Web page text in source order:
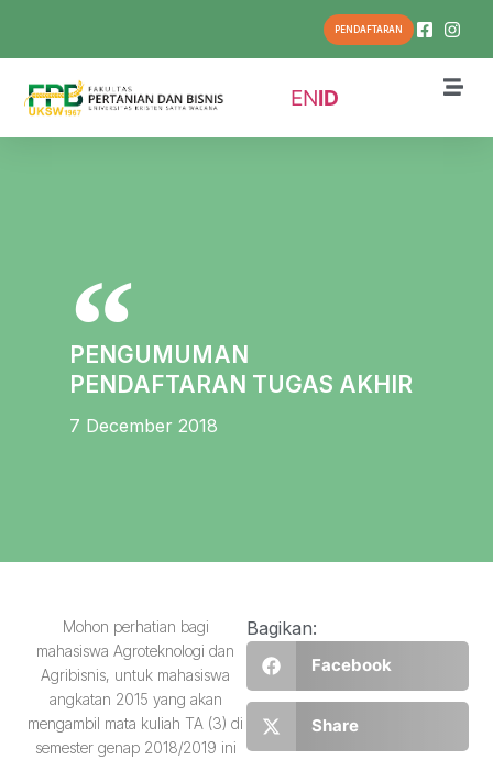
PENDAFTARAN
ENID
PENGUMUMAN
PENDAFTARAN TUGAS AKHIR
7 December 2018
Mohon perhatian bagi
mahasiswa Agroteknologi dan
Agribisnis, untuk mahasiswa
angkatan 2015 yang akan
mengambil mata kuliah TA (3) di
semester genap 2018/2019 ini
Bagikan:
Facebook
Share